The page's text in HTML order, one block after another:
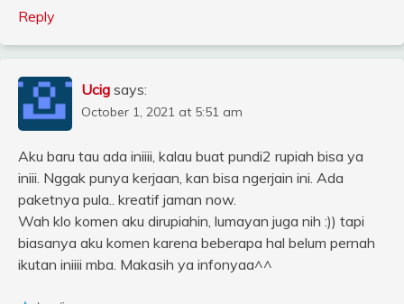
Reply
Ucig says:
October 1, 2021 at 5:51 am
Aku baru tau ada iniiii, kalau buat pundi2 rupiah bisa ya
iniii. Nggak punya kerjaan, kan bisa ngerjain ini. Ada
paketnya pula.. kreatif jaman now.
Wah klo komen aku dirupiahin, lumayan juga nih :)) tapi
biasanya aku komen karena beberapa hal belum pernah
ikutan iniiii mba. Makasih ya infonyaa^^